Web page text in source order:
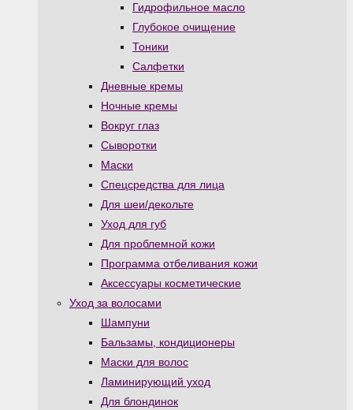
Гидрофильное масло
Глубокое очищение
Тоники
Салфетки
Дневные кремы
Ночные кремы
Вокруг глаз
Сыворотки
Маски
Спецсредства для лица
Для шеи/декольте
Уход для губ
Для проблемной кожи
Программа отбеливания кожи
Аксессуары косметические
Уход за волосами
Шампуни
Бальзамы, кондиционеры
Маски для волос
Ламинирующий уход
Для блондинок